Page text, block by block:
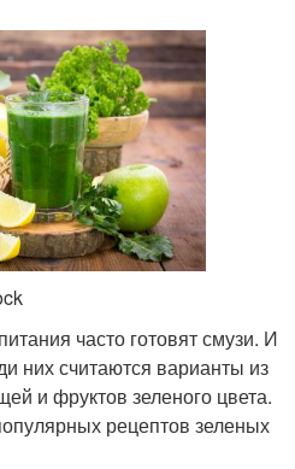
часто готовят смузи. И
них считаются варианты из
и фруктов зеленого цвета.
рецептов зеленых